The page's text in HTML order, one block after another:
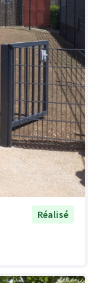
Réalisé